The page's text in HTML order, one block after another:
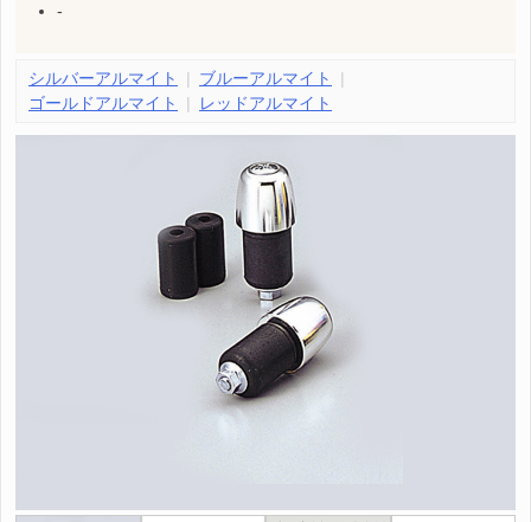
-
シルバーアルマイト
ブルーアルマイト
ゴールドアルマイト
レッドアルマイト